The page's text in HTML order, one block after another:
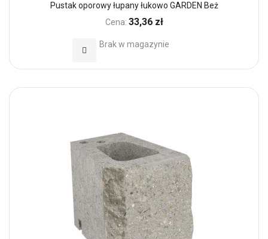
Pustak oporowy łupany łukowo GARDEN Beż
Cena: 33,36 zł
Brak w magazynie
Dodaj do Ulubionych